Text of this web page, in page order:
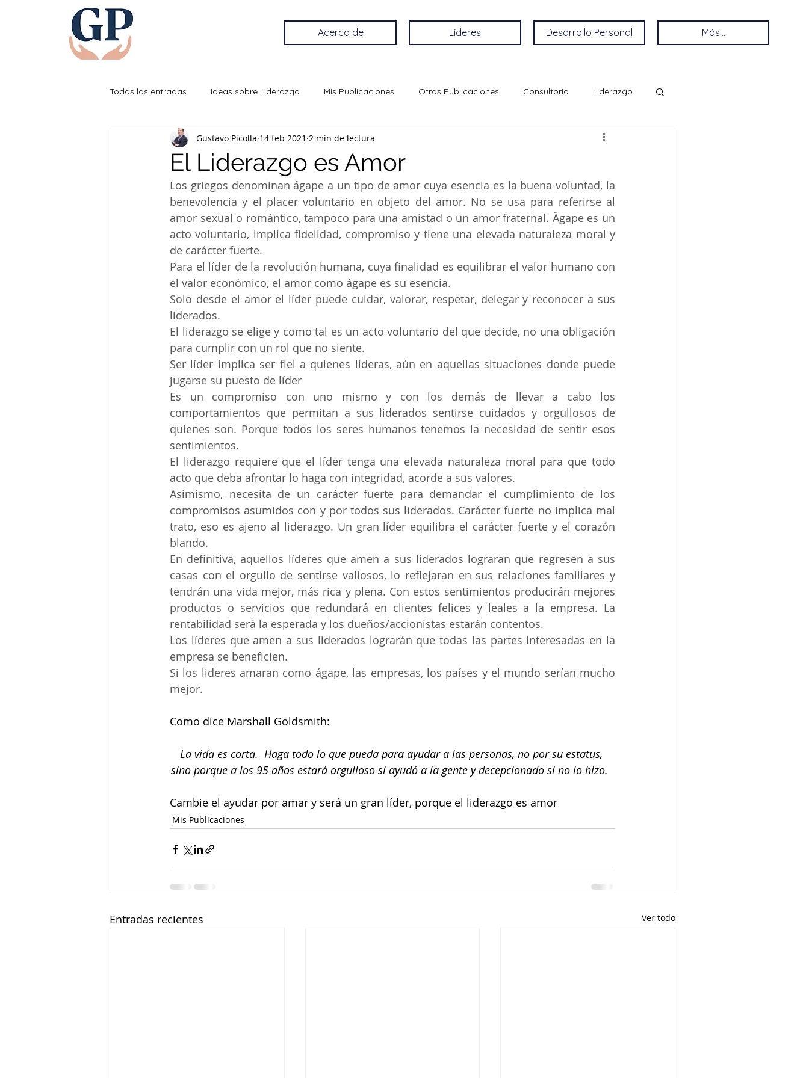
Acerca de Líderes Desarrollo Personal Más...
Todas las entradas Ideas sobre Liderazgo Mis Publicaciones Otras Publicaciones Consultorio Liderazgo
Efectividad Personal
El Liderazgo es Amor
Gustavo Picolla 14 feb 2021 2 min de lectura
Los griegos denominan ágape a un tipo de amor cuya esencia es la buena voluntad, la
benevolencia y el placer voluntario en objeto del amor. No se usa para referirse al
amor sexual o romántico, tampoco para una amistad o un amor fraternal. Ägape es un
acto voluntario, implica fidelidad, compromiso y tiene una elevada naturaleza moral y
de carácter fuerte.
Para el líder de la revolución humana, cuya finalidad es equilibrar el valor humano con
el valor económico, el amor como ágape es su esencia.
Solo desde el amor el líder puede cuidar, valorar, respetar, delegar y reconocer a sus
liderados.
El liderazgo se elige y como tal es un acto voluntario del que decide, no una obligación
para cumplir con un rol que no siente.
Ser líder implica ser fiel a quienes lideras, aún en aquellas situaciones donde puede
jugarse su puesto de líder
Es un compromiso con uno mismo y con los demás de llevar a cabo los
comportamientos que permitan a sus liderados sentirse cuidados y orgullosos de
quienes son. Porque todos los seres humanos tenemos la necesidad de sentir esos
sentimientos.
El liderazgo requiere que el líder tenga una elevada naturaleza moral para que todo
acto que deba afrontar lo haga con integridad, acorde a sus valores.
Asimismo, necesita de un carácter fuerte para demandar el cumplimiento de los
compromisos asumidos con y por todos sus liderados. Carácter fuerte no implica mal
trato, eso es ajeno al liderazgo. Un gran líder equilibra el carácter fuerte y el corazón
blando.
En definitiva, aquellos líderes que amen a sus liderados lograran que regresen a sus
casas con el orgullo de sentirse valiosos, lo reflejaran en sus relaciones familiares y
tendrán una vida mejor, más rica y plena. Con estos sentimientos producirán mejores
productos o servicios que redundará en clientes felices y leales a la empresa. La
rentabilidad será la esperada y los dueños/accionistas estarán contentos.
Los líderes que amen a sus liderados lograrán que todas las partes interesadas en la
empresa se beneficien.
Si los lideres amaran como ágape, las empresas, los países y el mundo serían mucho
mejor.
Como dice Marshall Goldsmith:
La vida es corta.  Haga todo lo que pueda para ayudar a las personas, no por su estatus,
sino porque a los 95 años estará orgulloso si ayudó a la gente y decepcionado si no lo hizo.
Cambie el ayudar por amar y será un gran líder, porque el liderazgo es amor
Mis Publicaciones
Entradas recientes Ver todo